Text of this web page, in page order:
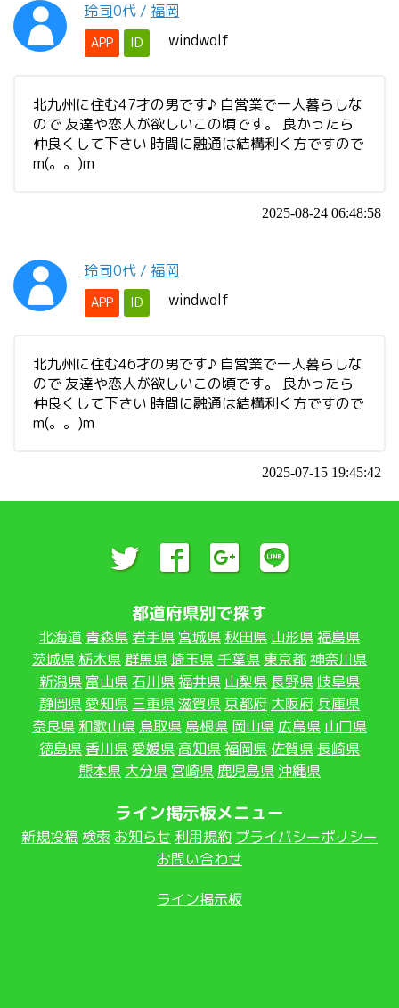
玲司0代 / 福岡
APP ID windwolf
北九州に住む47才の男です♪ 自営業で一人暮らしな
ので 友達や恋人が欲しいこの頃です。 良かったら
仲良くして下さい 時間に融通は結構利く方ですので
m(。。)m
2025-08-24 06:48:58
玲司0代 / 福岡
APP ID windwolf
北九州に住む46才の男です♪ 自営業で一人暮らしな
ので 友達や恋人が欲しいこの頃です。 良かったら
仲良くして下さい 時間に融通は結構利く方ですので
m(。。)m
2025-07-15 19:45:42
都道府県別で探す
北海道 青森県 岩手県 宮城県 秋田県 山形県福島県
茨城県 栃木県群馬県埼玉県 千葉県 東京都神奈川県
新潟県 富山県 石川県福井県 山梨県 長野県 岐阜県
静岡県愛知県 三重県滋賀県 京都府 大阪府 兵庫県
奈良県 和歌山県 鳥取県 島根県 岡山県 広島県 山口県
徳島県 香川県愛媛県 高知県福岡県 佐賀県 長崎県
熊本県 大分県 宮崎県 鹿児島県 沖縄県
ライン掲示板メニュー
新規投稿 検索 お知らせ 利用規約 プライバシーポリシー
お問い合わせ
ライン掲示板